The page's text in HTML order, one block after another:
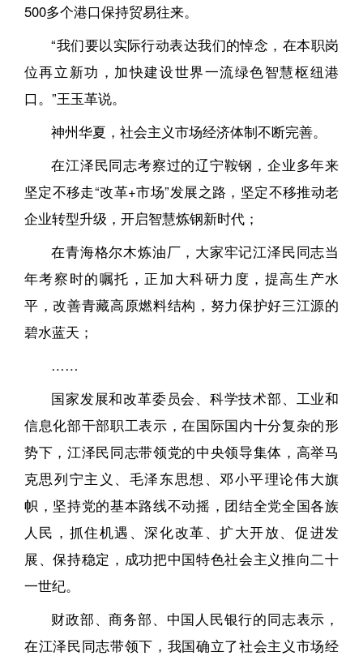
500多个港口保持贸易往来。
“我们要以实际行动表达我们的悼念，在本职岗
位再立新功，加快建设世界一流绿色智慧枢纽港
口。”王玉革说。
神州华夏，社会主义市场经济体制不断完善。
在江泽民同志考察过的辽宁鞍钢，企业多年来
坚定不移走“改革+市场”发展之路，坚定不移推动老
企业转型升级，开启智慧炼钢新时代；
在青海格尔木炼油厂，大家牢记江泽民同志当
年考察时的嘱托，正加大科研力度，提高生产水
平，改善青藏高原燃料结构，努力保护好三江源的
碧水蓝天；
……
国家发展和改革委员会、科学技术部、工业和
信息化部干部职工表示，在国际国内十分复杂的形
势下，江泽民同志带领党的中央领导集体，高举马
克思列宁主义、毛泽东思想、邓小平理论伟大旗
帜，坚持党的基本路线不动摇，团结全党全国各族
人民，抓住机遇、深化改革、扩大开放、促进发
展、保持稳定，成功把中国特色社会主义推向二十
一世纪。
财政部、商务部、中国人民银行的同志表示，
在江泽民同志带领下，我国确立了社会主义市场经